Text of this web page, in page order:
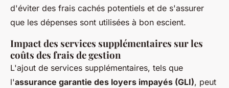
d'éviter des frais cachés potentiels et de s'assurer
que les dépenses sont utilisées à bon escient.
Impact des services supplémentaires sur les
coûts des frais de gestion
L'ajout de services supplémentaires, tels que
l'assurance garantie des loyers impayés (GLI), peut